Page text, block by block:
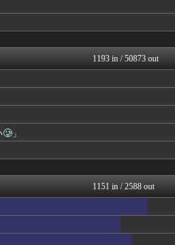
通...
思考ちゃんねる
ガールズVIPまとめ
1193 in / 50873 out
」
1151 in / 2588 out